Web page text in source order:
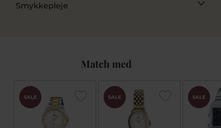
Smykkepleje
Match med
PRIS
SALE
PRIS
SALE SALE